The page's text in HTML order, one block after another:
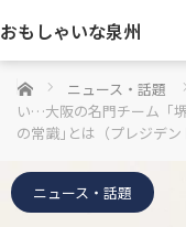
おもしゃいな泉州
ホーム ニュース・話題
い…大阪の名門チーム「
の常識｣とは（プレジデン
ニュース・話題